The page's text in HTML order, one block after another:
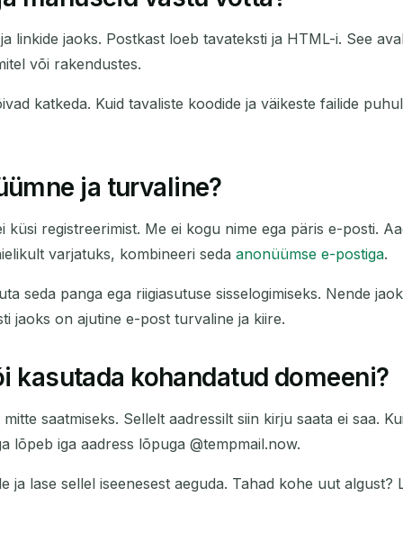
jaoks. Postkast loeb tavateksti ja HTML-i. See
või rakendustes.
katkeda. Kuid tavaliste koodide ja väikeste failide
ja turvaline?
registreerimist. Me ei kogu nime ega päris e-posti.
varjatuks, kombineeri seda anonüümse e-postiga.
seda panga ega riigiasutuse sisselogimiseks. Nende
jaoks on ajutine e-post turvaline ja kiire.
kasutada kohandatud domeeni?
saatmiseks. Sellelt aadressilt siin kirju saata ei saa.
lõpeb iga aadress lõpuga @tempmail.now.
ja lase sellel iseenesest aeguda. Tahad kohe uut